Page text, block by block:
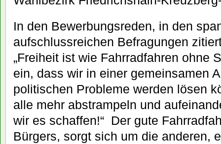
In den Bewerbungsreden, in den
aufschlussreichen Befragungen
„Freiheit ist wie Fahrradfahren ohne
ein, dass wir in einer gemeinsamen
politischen Probleme werden lösen
alle mehr abstrampeln und
wir es schaffen!“ Der gute
Bürgers, sorgt sich um die anderen,